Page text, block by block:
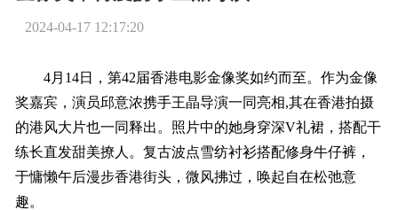
2024-04-17 12:17:20
4月14日，第42届香港电影金像奖如约而至。作为金像
奖嘉宾，演员邱意浓携手王晶导演一同亮相,其在香港拍摄
的港风大片也一同释出。照片中的她身穿深V礼裙，搭配干
练长直发甜美撩人。复古波点雪纺衬衫搭配修身牛仔裤，
于慵懒午后漫步香港街头，微风拂过，唤起自在松弛意
趣。